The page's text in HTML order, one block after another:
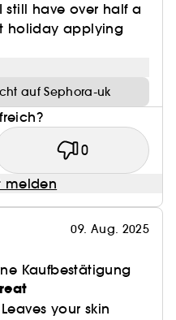
still have over half a
holiday applying
auf Sephora-uk
0
melden
09. Aug. 2025
Kaufbestätigung
your skin